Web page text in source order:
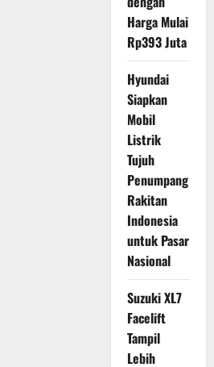
Harga Mulai
Rp393 Juta
Hyundai
Siapkan
Mobil
Listrik
Tujuh
Penumpang
Rakitan
Indonesia
untuk Pasar
Nasional
Suzuki XL7
Facelift
Tampil
Lebih